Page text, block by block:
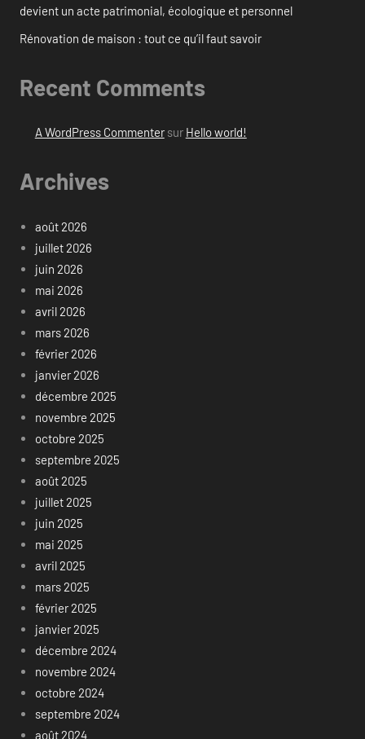
devient un acte patrimonial, écologique et personnel
Rénovation de maison : tout ce qu’il faut savoir
Recent Comments
A WordPress Commentersur Hello world!
Archives
août 2026
juillet 2026
juin 2026
mai 2026
avril 2026
mars 2026
février 2026
janvier 2026
décembre 2025
novembre 2025
octobre 2025
septembre 2025
août 2025
juillet 2025
juin 2025
mai 2025
avril 2025
mars 2025
février 2025
janvier 2025
décembre 2024
novembre 2024
octobre 2024
septembre 2024
août 2024